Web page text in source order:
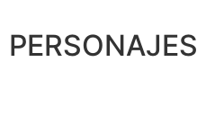
PERSONAJES